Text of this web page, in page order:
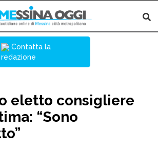
Contatta la
redazione
eletto consigliere
“Sono